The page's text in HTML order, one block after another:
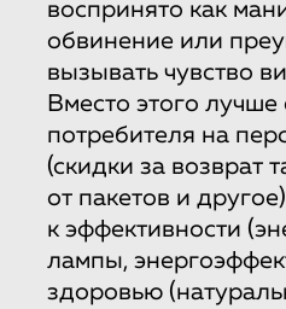
воспринято как
обвинение или
вызывать чувство
Вместо этого
потребителя на
(скидки за возврат
от пакетов и
к эффективности
лампы,
здоровью